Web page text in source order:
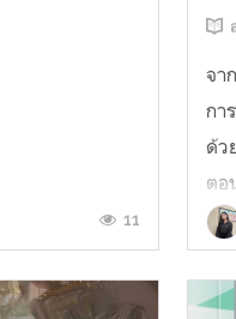
11
จา
กา
ด้ว
ตอ
หัว
ว่า
ตั้